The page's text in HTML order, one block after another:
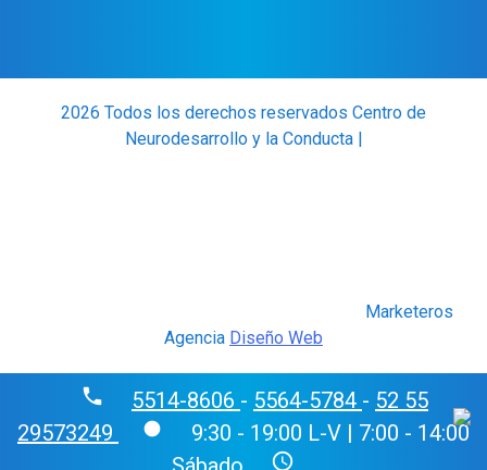
2026 Todos los derechos reservados Centro de
Neurodesarrollo y la Conducta |
Marketeros
Agencia Diseño Web
phone 5514-8606 - 5564-5784 - 52 55
29573249
fiber_manual_record
9:30 - 19:00 L-V | 7:00 - 14:00
schedule